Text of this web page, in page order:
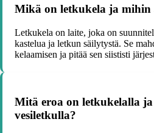
Mikä on letkukela ja mihin
Letkukela on laite, joka on
kastelua ja letkun säilytystä. Se
kelaamisen ja pitää sen siististi
Mitä eroa on letkukelalla
vesiletkulla?